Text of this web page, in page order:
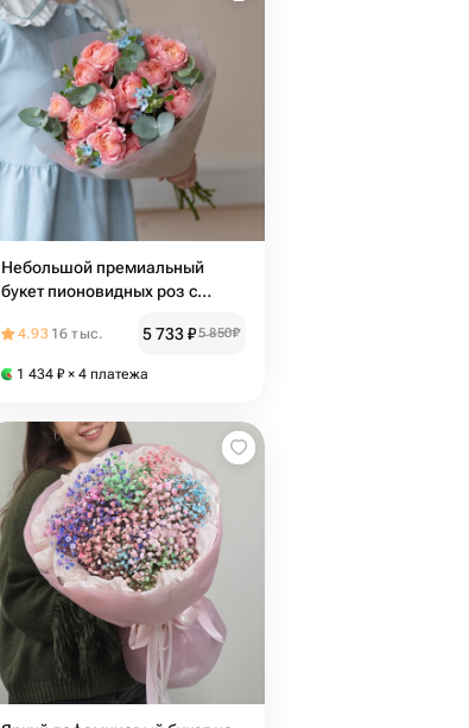
Небольшой премиальный
букет пионовидных роз с
свидание»
4.93 16 тыс. 5 733₽5 850₽
1 434 ₽ × 4 платежа